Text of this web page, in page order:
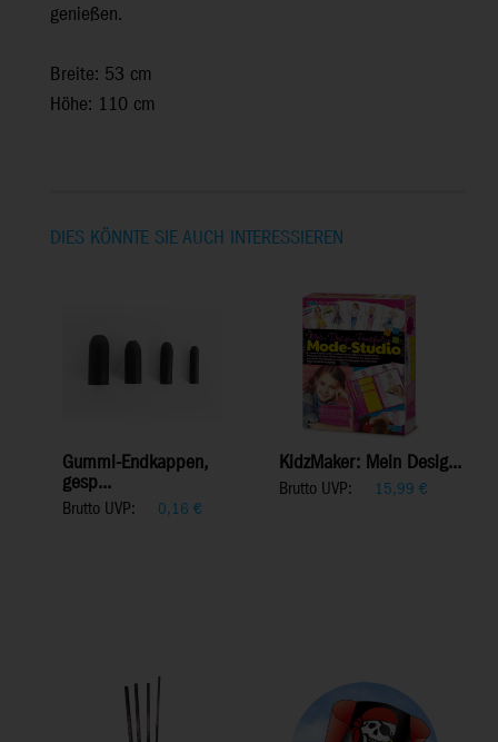
genießen.
Breite: 53 cm
Höhe: 110 cm
DIES KÖNNTE SIE AUCH INTERESSIEREN
Gummi-Endkappen,
gesp...
Brutto UVP: 0,16 €
KidzMaker: Mein Desig...
Brutto UVP: 15,99 €